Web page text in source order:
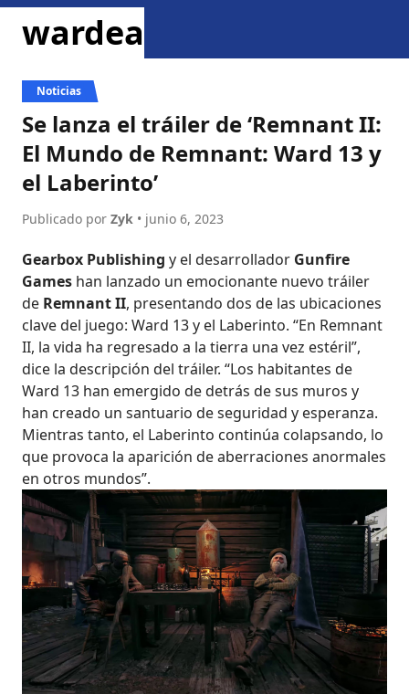
ir al contenido
wardea
Noticias
Se lanza el tráiler de ‘Remnant II:
El Mundo de Remnant: Ward 13 y
el Laberinto’
Publicado por Zyk • junio 6, 2023
Gearbox Publishing y el desarrollador Gunfire
Games han lanzado un emocionante nuevo tráiler
de Remnant II, presentando dos de las ubicaciones
clave del juego: Ward 13 y el Laberinto. “En Remnant
II, la vida ha regresado a la tierra una vez estéril”,
dice la descripción del tráiler. “Los habitantes de
Ward 13 han emergido de detrás de sus muros y
han creado un santuario de seguridad y esperanza.
Mientras tanto, el Laberinto continúa colapsando, lo
que provoca la aparición de aberraciones anormales
en otros mundos”.